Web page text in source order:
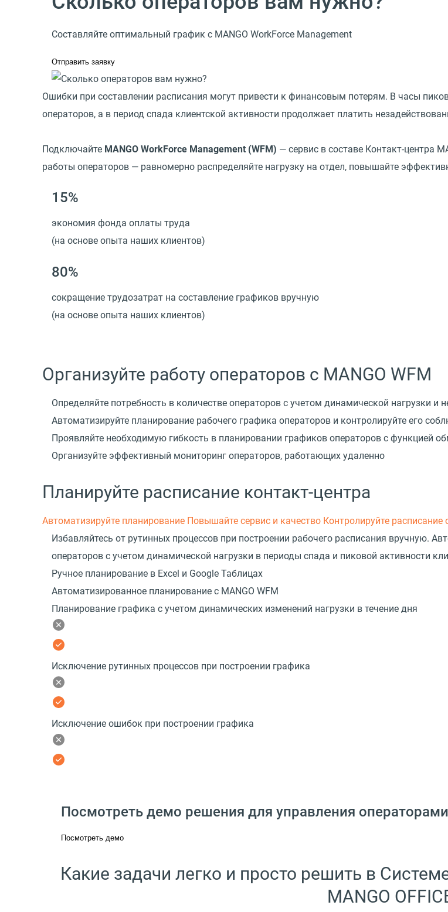
Составляйте оптимальный график с MANGO WorkForce Management
Отправить заявку
Ошибки при составлении расписания могут привести к финансовым потерям. В часы
операторов, а в период спада клиентской активности продолжает платить
Подключайте MANGO WorkForce Management (WFM) — сервис в составе Контакт-центра
работы операторов — равномерно распределяйте нагрузку на отдел, повышайте
15%
экономия фонда оплаты труда
(на основе опыта наших клиентов)
80%
сокращение трудозатрат на составление графиков вручную
(на основе опыта наших клиентов)
Организуйте работу операторов с MANGO WFM
Определяйте потребность в количестве операторов с учетом динамической нагрузки и
Автоматизируйте планирование рабочего графика операторов и контролируйте его
Проявляйте необходимую гибкость в планировании графиков операторов с функцией
Организуйте эффективный мониторинг операторов, работающих удаленно
Планируйте расписание контакт-центра
Автоматизируйте планирование Повышайте сервис и качество Контролируйте расписание
Избавляйтесь от рутинных процессов при построении рабочего расписания вручную.
операторов с учетом динамической нагрузки в периоды спада и пиковой активности
Ручное планирование в Excel и Google Таблицах
Автоматизированное планирование с MANGO WFM
Планирование графика с учетом динамических изменений нагрузки в течение дня
Исключение рутинных процессов при построении графика
Исключение ошибок при построении графика
Посмотреть демо решения для управления операторами
Посмотреть демо
Какие задачи легко и просто решить в
MANGO